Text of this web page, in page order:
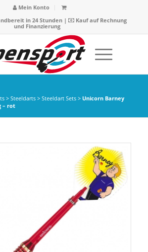
Mein Konto
in 24 Stunden |
Kauf auf Rechnung
und Finanzierung
> Steeldarts> Steeldart Sets> Unicorn Barney
– rot